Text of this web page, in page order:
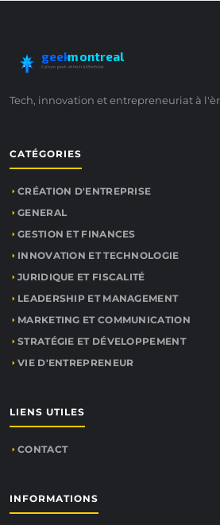
geekmontreal
Culture geek et tech à Montréal
Tech, innovation et entrepreneuriat à
CATÉGORIES
CRÉATION D'ENTREPRISE
GENERAL
GESTION ET FINANCES
INNOVATION ET TECHNOLOGIE
JURIDIQUE ET FISCALITÉ
LEADERSHIP ET MANAGEMENT
MARKETING ET COMMUNICATION
STRATÉGIE ET DÉVELOPPEMENT
VIE D'ENTREPRENEUR
LIENS UTILES
CONTACT
INFORMATIONS